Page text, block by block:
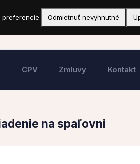
CPV Zmluvy Kontakt
na spaľovni
preferencie. Odmietnuť nevyhnutné